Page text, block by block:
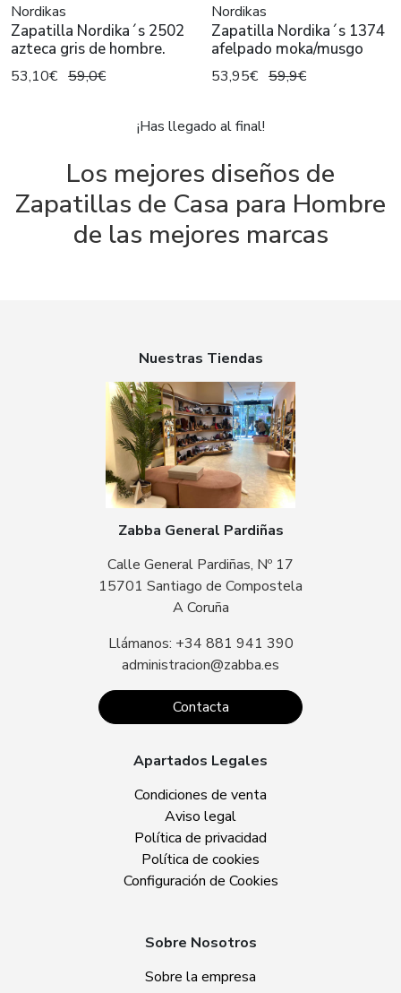
Nordikas
Zapatilla Nordika´s 2502
azteca gris de hombre.
53,10€ 59,0€
Nordikas
Zapatilla Nordika´s 1374
afelpado moka/musgo
53,95€ 59,9€
¡Has llegado al final!
Los mejores diseños de
Zapatillas de Casa para Hombre
de las mejores marcas
Nuestras Tiendas
Zabba General Pardiñas
Calle General Pardiñas, Nº 17
15701 Santiago de Compostela
A Coruña
Llámanos: +34 881 941 390
administracion@zabba.es
Contacta
Apartados Legales
Condiciones de venta
Aviso legal
Política de privacidad
Política de cookies
Configuración de Cookies
Sobre Nosotros
Sobre la empresa